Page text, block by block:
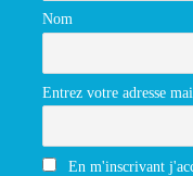
Nom
Entrez votre adresse
En m'inscrivant